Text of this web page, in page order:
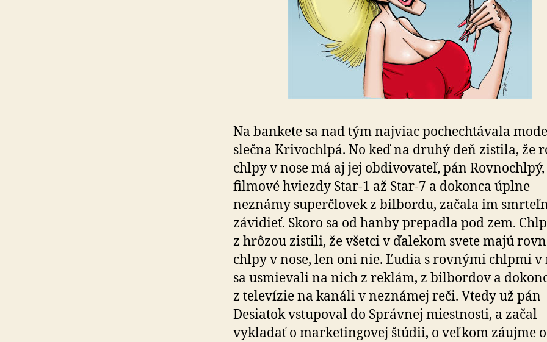
Na bankete sa nad tým najviac pochech­tá­va­la
slečna Kri­vo­chlpá. No keď na druhý deň zistila, že
chlpy v nose má aj jej obdi­vo­va­teľ, pán Rovno­chlpý,
filmové hviezdy Star-1 až Star-7 a do­kon­ca úplne
neznámy super­člo­vek z bilbordu, začala im
závidieť. Skoro sa od hanby pre­pad­la pod zem.
z hrôzou zistili, že všetci v ďa­le­kom svete majú
chlpy v nose, len oni nie. Ľudia s rovnými chlpmi v
sa usmie­va­li na nich z reklám, z bilbordov a
z te­le­ví­zie na ka­náli v neznámej reči. Vtedy už pán
Desiatok vstupoval do Správnej miestnosti, a začal
vykladať o marke­tin­go­vej štúdii, o veľkom záujme